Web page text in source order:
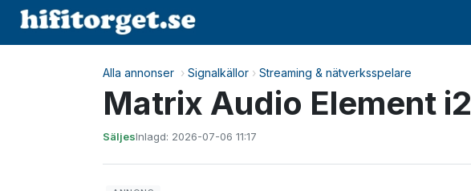
Alla annonser › Signalkällor › Streaming & nätverksspelare
Matrix Audio Element i2
SäljesInlagd: 2026-07-06 11:17